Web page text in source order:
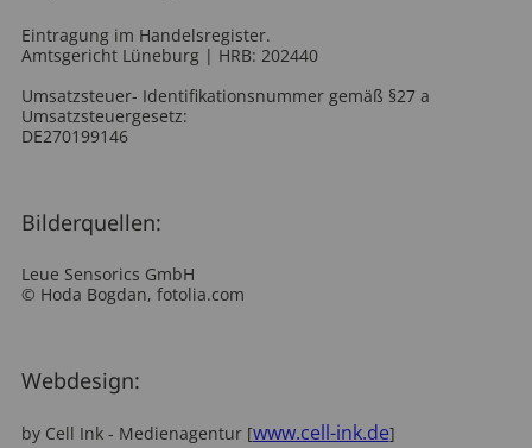
Eintragung im Handelsregister.
Amtsgericht Lüneburg | HRB: 202440
Umsatzsteuer- Identifikationsnummer gemäß §27 a
Umsatzsteuergesetz:
DE270199146
Bilderquellen:
Leue Sensorics GmbH
© Hoda Bogdan, fotolia.com
Webdesign:
by Cell Ink - Medienagentur [www.cell-ink.de]